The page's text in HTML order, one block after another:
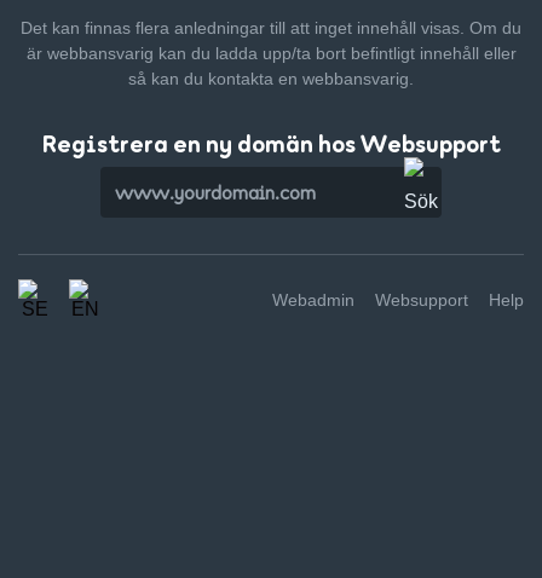
Det kan finnas flera anledningar till att inget innehåll visas. Om du
är webbansvarig kan du ladda upp/ta bort befintligt innehåll eller
så kan du kontakta en webbansvarig.
Registrera en ny domän hos Websupport
Webadmin Websupport Help